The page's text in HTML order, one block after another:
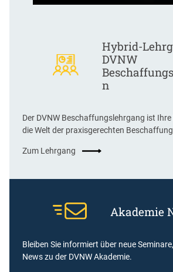
Hybrid-
DVNW
n
Der DVNW Beschaffungslehrgang ist
die Welt der praxisgerechten
Zum Lehrgang
Akademie
Bleiben Sie informiert über neue
News zu der DVNW Akademie.